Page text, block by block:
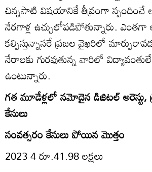
చిన్నపాటి విషయానికే తీవ్రంగా
నేరగాళ్ల ఉచ్చులోపడిపోతున్నారు.
కల్పిస్తున్నాసరే ప్రజల వైఖరిలో
నేరాలకు గురవుతున్న వారిలో
ఉంటున్నారు.
గత మూడేళ్లలో నమోదైన డిజిటల్‌
కేసులు
సంవత్సరం కేసులు పోయిన మొత్తం
2023 4 రూ.41.98 లక్షలు